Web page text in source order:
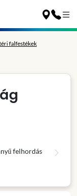
falfestékek
felhordás